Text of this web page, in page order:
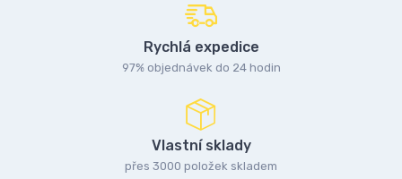
Rychlá expedice
97% objednávek do 24 hodin
Vlastní sklady
přes 3000 položek skladem